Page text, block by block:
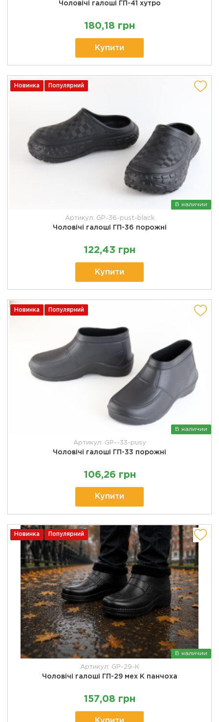
Чоловічі галоші ГП-41 хутро
180,18 грн
Купити
Новинка Популярний
В наличии
Артикул: GP-36-pust-black
Чоловічі галоші ГП-36 порожні
122,43 грн
Купити
Новинка Популярний
В наличии
Артикул: GP--33-pusy
Чоловічі галоші ГП-33 порожні
106,26 грн
Купити
Новинка Популярний
В наличии
Артикул: GP-29-K
Чоловічі галоші ГП-29 мех К панчоха
157,08 грн